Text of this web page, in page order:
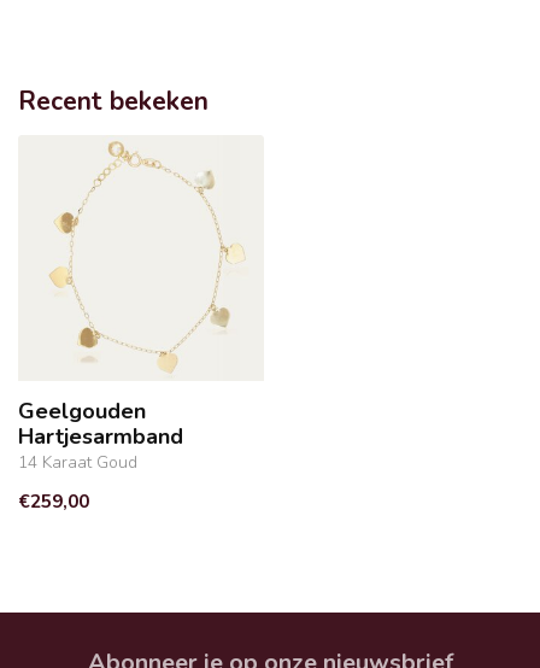
Recent bekeken
Geelgouden
Hartjesarmband
14 Karaat Goud
€259,00